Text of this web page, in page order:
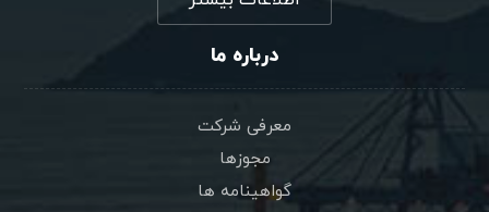
درباره ما
معرفی شرکت
مجوزها
گواهینامه ها